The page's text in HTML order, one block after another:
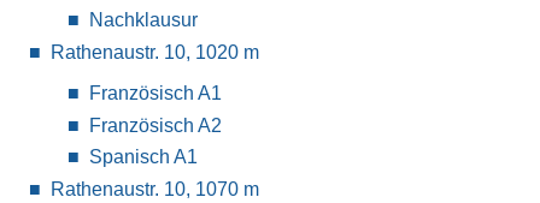
Nachklausur
Rathenaustr. 10, 1020 m
Französisch A1
Französisch A2
Spanisch A1
Rathenaustr. 10, 1070 m